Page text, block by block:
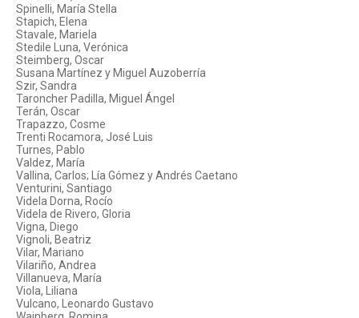
Spinelli, María Stella
Stapich, Elena
Stavale, Mariela
Stedile Luna, Verónica
Steimberg, Oscar
Susana Martínez y Miguel Auzoberría
Szir, Sandra
Taroncher Padilla, Miguel Ángel
Terán, Oscar
Trapazzo, Cosme
Trenti Rocamora, José Luis
Turnes, Pablo
Valdez, María
Vallina, Carlos; Lía Gómez y Andrés Caetano
Venturini, Santiago
Videla Dorna, Rocío
Videla de Rivero, Gloria
Vigna, Diego
Vignoli, Beatriz
Vilar, Mariano
Vilariño, Andrea
Villanueva, María
Viola, Liliana
Vulcano, Leonardo Gustavo